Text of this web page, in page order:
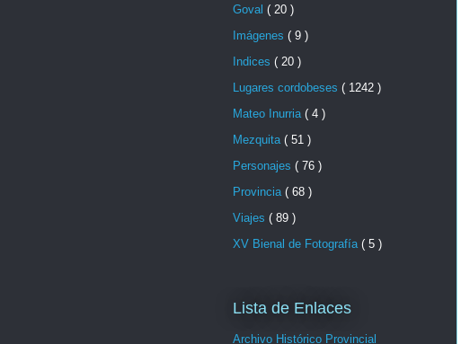
Goval ( 20 )
Imágenes ( 9 )
Indices ( 20 )
Lugares cordobeses ( 1242 )
Mateo Inurria ( 4 )
Mezquita ( 51 )
Personajes ( 76 )
Provincia ( 68 )
Viajes ( 89 )
XV Bienal de Fotografía ( 5 )
Lista de Enlaces
Archivo Histórico Provincial